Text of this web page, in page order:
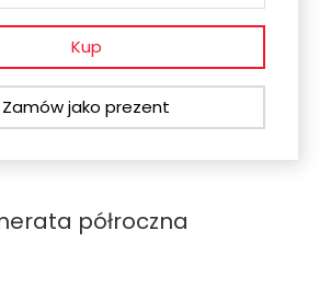
Kup
Zamów jako prezent
półroczna